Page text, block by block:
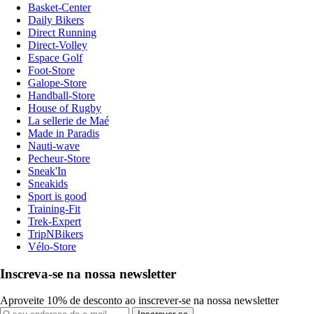
Basket-Center
Daily Bikers
Direct Running
Direct-Volley
Espace Golf
Foot-Store
Galope-Store
Handball-Store
House of Rugby
La sellerie de Maé
Made in Paradis
Nauti-wave
Pecheur-Store
Sneak'In
Sneakids
Sport is good
Training-Fit
Trek-Expert
TripNBikers
Vélo-Store
Inscreva-se na nossa newsletter
Aproveite 10% de desconto ao inscrever-se na nossa newsletter